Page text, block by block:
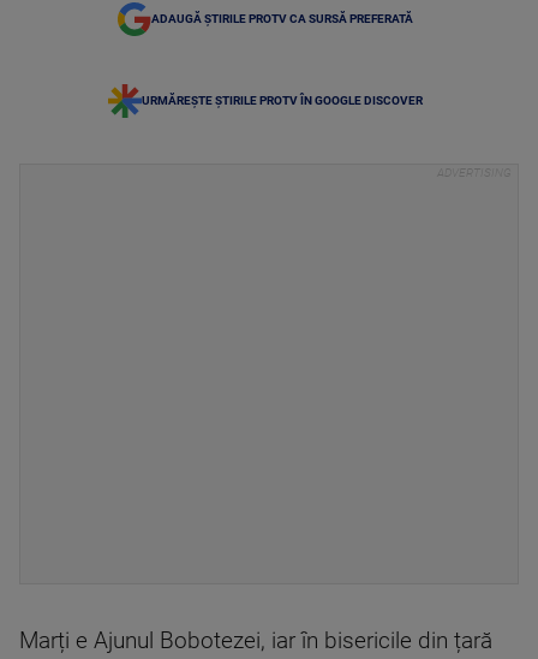
ADAUGĂ ȘTIRILE PROTV CA SURSĂ PREFERATĂ
URMĂREȘTE ȘTIRILE PROTV ÎN GOOGLE DISCOVER
Marți e Ajunul Bobotezei, iar în bisericile din țară